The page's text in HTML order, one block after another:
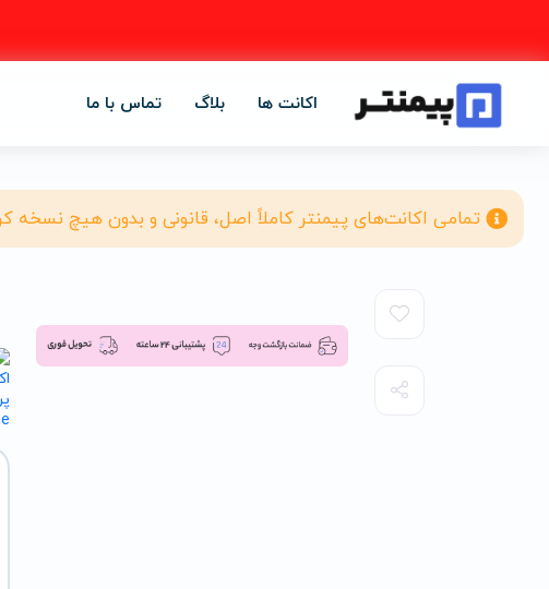
اکانت ها بلاگ تماس با ما
تمامی اکانت‌های پیمنتر کاملاً اصل، قانونی و بدون هیچ نسخه